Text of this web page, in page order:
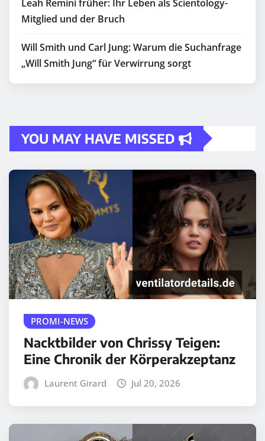
Leah Remini früher: Ihr Leben als Scientology-
Mitglied und der Bruch
Will Smith und Carl Jung: Warum die Suchanfrage
„Will Smith Jung“ für Verwirrung sorgt
YOU MAY HAVE MISSED
PROMI-NEWS
Nacktbilder von Chrissy Teigen:
Eine Chronik der Körperakzeptanz
Laurent Girard Jul 20, 2026